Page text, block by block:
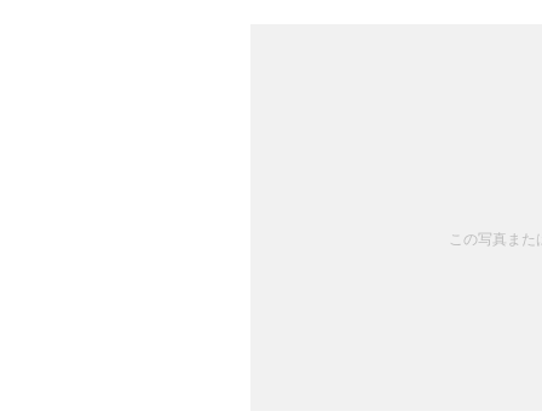
この写真ま